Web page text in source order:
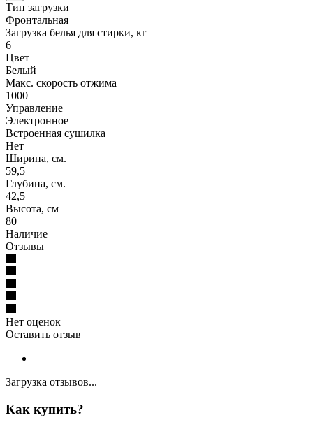
Тип загрузки
Фронтальная
Загрузка белья для стирки, кг
6
Цвет
Белый
Макс. скорость отжима
1000
Управление
Электронное
Встроенная сушилка
Нет
Ширина, см.
59,5
Глубина, см.
42,5
Высота, см
80
Наличие
Отзывы
Нет оценок
Оставить отзыв
Загрузка отзывов...
Как купить?